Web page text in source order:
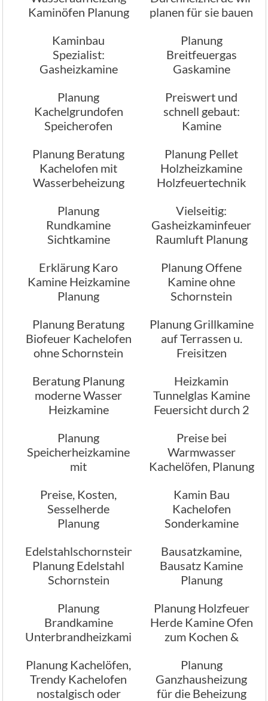
Kaminöfen Planung
planen für sie bauen
Kaminbau
Spezialist:
Gasheizkamine
Planung
Breitfeuergas
Gaskamine
Planung
Kachelgrundofen
Speicherofen
Preiswert und
schnell gebaut:
Kamine
Planung Beratung
Kachelofen mit
Wasserbeheizung
Planung Pellet
Holzheizkamine
Holzfeuertechnik
Planung
Rundkamine
Sichtkamine
Vielseitig:
Gasheizkaminfeuer
Raumluft Planung
Erklärung Karo
Kamine Heizkamine
Planung
Planung Offene
Kamine ohne
Schornstein
Planung Beratung
Biofeuer Kachelofen
ohne Schornstein
Planung Grillkamine
auf Terrassen u.
Freisitzen
Beratung Planung
moderne Wasser
Heizkamine
Heizkamin
Tunnelglas Kamine
Feuersicht durch 2
Planung
Speicherheizkamine
mit
Preise bei
Warmwasser
Kachelöfen, Planung
Preise, Kosten,
Sesselherde
Planung
Kamin Bau
Kachelofen
Sonderkamine
Edelstahlschornstein,
Planung Edelstahl
Schornstein
Bausatzkamine,
Bausatz Kamine
Planung
Planung
Brandkamine
Unterbrandheizkamine
Planung Holzfeuer
Herde Kamine Ofen
zum Kochen &
Planung Kachelöfen,
Trendy Kachelofen
nostalgisch oder
Planung
Ganzhausheizung
für die Beheizung